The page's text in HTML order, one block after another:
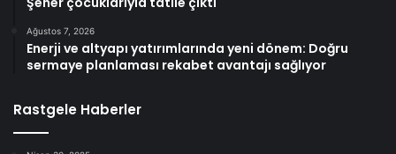
Ağustos 7, 2026
Enerji ve altyapı yatırımlarında yeni dönem: Doğru
sermaye planlaması rekabet avantajı sağlıyor
Rastgele Haberler